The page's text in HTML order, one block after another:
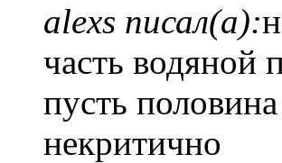
alexs писал(а):
часть водяной
пусть
некритично